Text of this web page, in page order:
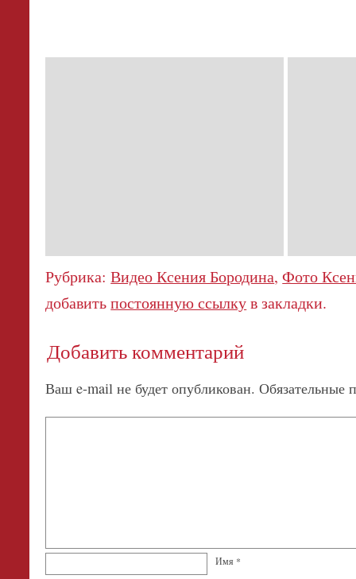
Рубрика:Видео Ксения Бородина,Фото
добавитьпостоянную ссылкув закладки.
Добавить комментарий
Ваш e-mail не будет опубликован. Обязательные
Имя *